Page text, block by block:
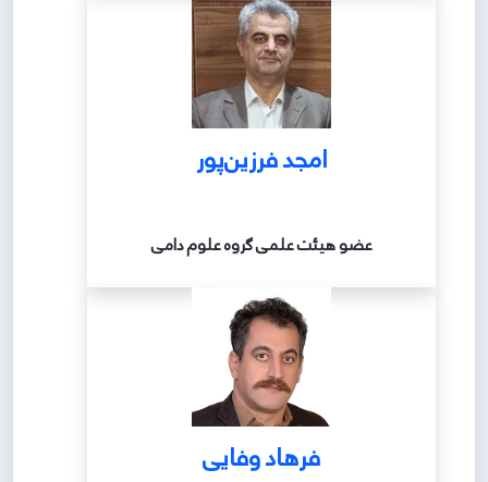
امجد فرزین‌پور
عضو هیئت علمی گروه علوم دامی
فرهاد وفایی